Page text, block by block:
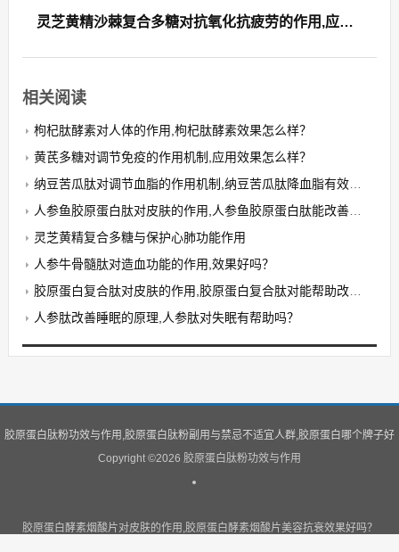
灵芝黄精沙棘复合多糖对抗氧化抗疲劳的作用,应用效果好吗？
相关阅读
枸杞肽酵素对人体的作用,枸杞肽酵素效果怎么样？
黄芪多糖对调节免疫的作用机制,应用效果怎么样？
纳豆苦瓜肽对调节血脂的作用机制,纳豆苦瓜肽降血脂有效果吗？
人参鱼胶原蛋白肽对皮肤的作用,人参鱼胶原蛋白肽能改善皮肤抗衰老吗？
灵芝黄精复合多糖与保护心肺功能作用
人参牛骨髓肽对造血功能的作用,效果好吗？
胶原蛋白复合肽对皮肤的作用,胶原蛋白复合肽对能帮助改善哪些皮肤问题？
人参肽改善睡眠的原理,人参肽对失眠有帮助吗？
胶原蛋白肽粉功效与作用,胶原蛋白肽粉副用与禁忌不适宜人群,胶原蛋白哪个牌子好
Copyright ©2026 胶原蛋白肽粉功效与作用
胶原蛋白酵素烟酸片对皮肤的作用,胶原蛋白酵素烟酸片美容抗衰效果好吗？